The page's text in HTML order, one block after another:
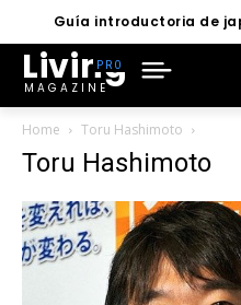
Guía introductoria de
Living
MAGAZINE
Home Toru Hashimoto
Toru Hashimoto